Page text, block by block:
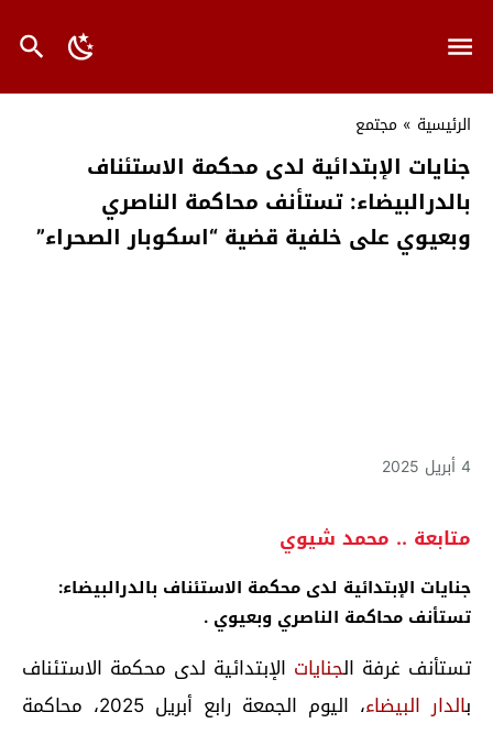
الرئيسية » مجتمع
جنايات الإبتدائية لدى محكمة الاستئناف
بالدرالبيضاء: تستأنف محاكمة الناصري
وبعيوي على خلفية قضية “اسكوبار الصحراء”
4 أبريل 2025
متابعة .. محمد شيوي
جنايات الإبتدائية لدى محكمة الاستئناف بالدرالبيضاء:
تستأنف محاكمة الناصري وبعيوي .
تستأنف غرفة الجنايات الإبتدائية لدى محكمة الاستئناف
بالدار البيضاء
، اليوم الجمعة رابع أبريل 2025، محاكمة